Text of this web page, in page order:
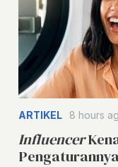
ARTIKEL 8 hours
Influencer
Pengaturannya